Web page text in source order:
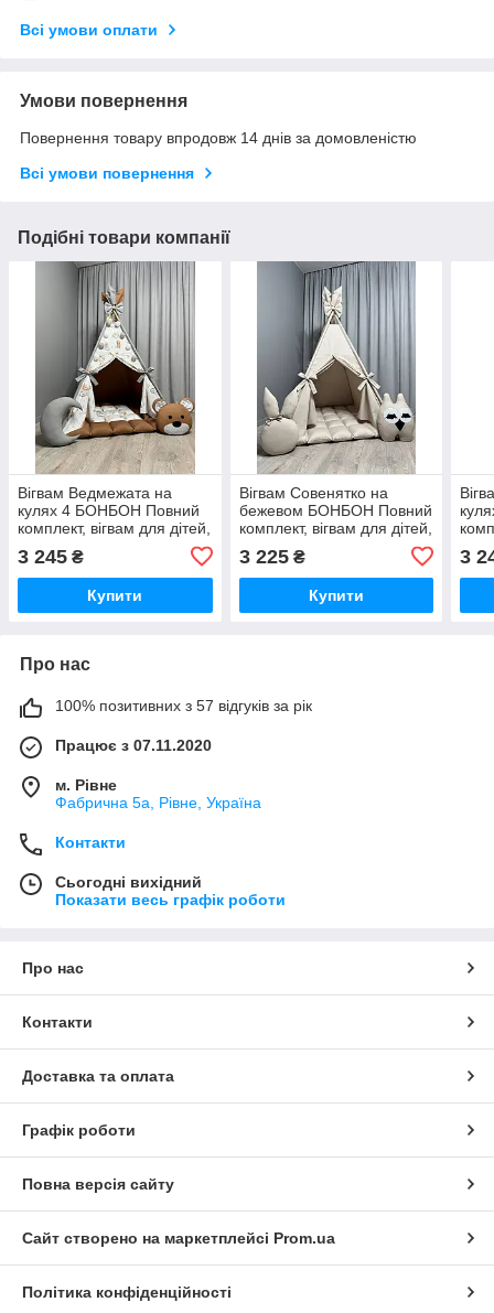
Всі умови оплати
Умови повернення
Повернення товару впродовж 14 днів за домовленістю
Всі умови повернення
Подібні товари компанії
Вігвам Ведмежата на
кулях 4 БОНБОН Повний
комплект, вігвам для дітей,
вігвам для дівчинки,
дитяча палатка
3 245 ₴
Купити
Вігвам Совенятко на
бежевом БОНБОН Повний
комплект, вігвам для дітей,
дитячий вігвам, вігвам для
дівчинки, вігвам для
хлопчика
3 225₴
Купити
3
Про нас
100% позитивних з 57 відгуків за рік
Працює з 07.11.2020
м. Рівне
Фабрична 5а, Рівне, Україна
Контакти
Сьогодні вихідний
Показати весь графік роботи
Про нас
Контакти
Доставка та оплата
Графік роботи
Повна версія сайту
Сайт створено на маркетплейсі Prom.ua
Політика конфіденційності